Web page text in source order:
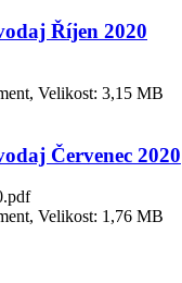
Říjen 2020
Velikost: 3,15 MB
Červenec 2020
Velikost: 1,76 MB